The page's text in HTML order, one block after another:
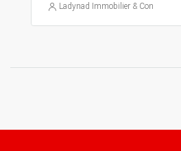
Ladynad Immobilier & Construction